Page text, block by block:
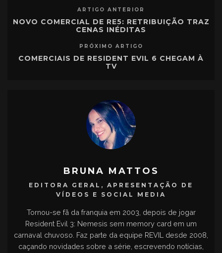
ARTIGO ANTERIOR
NOVO COMERCIAL DE RE5: RETRIBUIÇÃO TRAZ
CENAS INÉDITAS
PRÓXIMO ARTIGO
COMERCIAIS DE RESIDENT EVIL 6 CHEGAM À
TV
BRUNA MATTOS
EDITORA GERAL, APRESENTAÇÃO DE
VÍDEOS E SOCIAL MEDIA
Tornou-se fã da franquia em 2003, depois de jogar
Resident Evil 3: Nemesis sem memory card em um
carnaval chuvoso. Faz parte da equipe REVIL desde 2008,
caçando novidades sobre a série, escrevendo notícias,